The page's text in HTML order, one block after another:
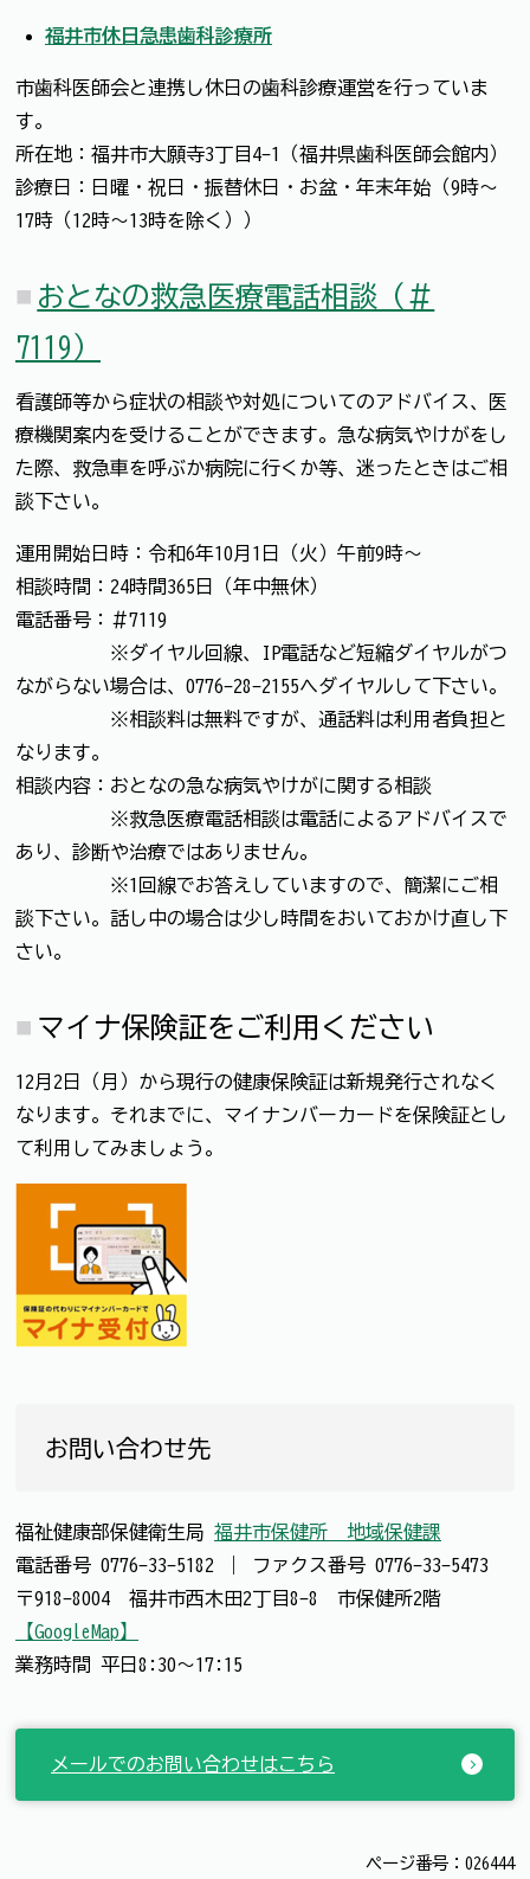
福井市休日急患歯科診療所
市歯科医師会と連携し休日の歯科診療運営を行っていま
す。
所在地：福井市大願寺3丁目4-1（福井県歯科医師会館内）
診療日：日曜・祝日・振替休日・お盆・年末年始（9時～
17時（12時～13時を除く））
おとなの救急医療電話相談（＃
7119）
看護師等から症状の相談や対処についてのアドバイス、医
療機関案内を受けることができます。急な病気やけがをし
た際、救急車を呼ぶか病院に行くか等、迷ったときはご相
談下さい。
運用開始日時：令和6年10月1日（火）午前9時～
相談時間：24時間365日（年中無休）
電話番号：＃7119
※ダイヤル回線、IP電話など短縮ダイヤルがつ
ながらない場合は、0776-28-2155へダイヤルして下さい。
※相談料は無料ですが、通話料は利用者負担と
なります。
相談内容：おとなの急な病気やけがに関する相談
※救急医療電話相談は電話によるアドバイスで
あり、診断や治療ではありません。
※1回線でお答えしていますので、簡潔にご相
談下さい。話し中の場合は少し時間をおいておかけ直し下
さい。
マイナ保険証をご利用ください
12月2日（月）から現行の健康保険証は新規発行されなく
なります。それまでに、マイナンバーカードを保険証とし
て利用してみましょう。
お問い合わせ先
福祉健康部保健衛生局 福井市保健所 地域保健課
電話番号 0776-33-5182 ファクス番号 0776-33-5473
〒918-8004 福井市西木田2丁目8-8 市保健所2階
【GoogleMap】
業務時間 平日8:30～17:15
メールでのお問い合わせはこちら
ページ番号：026444